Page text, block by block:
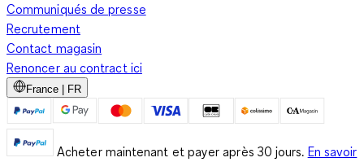
Communiqués de presse
Recrutement
Contact magasin
Renoncer au contract ici
France | FR
Acheter maintenant et payer après 30 jours. En savoir